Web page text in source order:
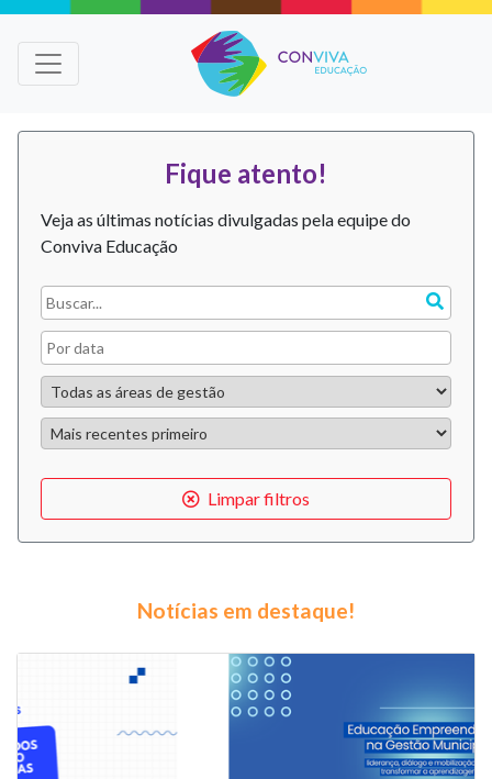
Fique atento!
Veja as últimas notícias divulgadas pela equipe do
Conviva Educação
Limpar filtros
Notícias em destaque!